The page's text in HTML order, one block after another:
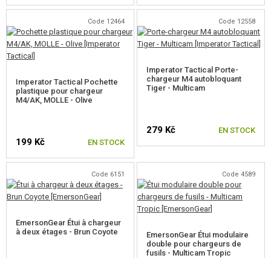
POCHES M4
POCHES AK
POCHES MP5/EVO
POCHES SVD
POUR CHARGEURS DE MITRAILLEUSE
POCHES DE PISTOLET
POCHES POUR RADIO
Code 12464
Imperator Tactical Pochette
plastique pour chargeur
M4/AK, MOLLE - Olive
199 Kč EN STOCK
Code 12558
Imperator Tactical Porte-
chargeur M4 autobloquant
Tiger - Multicam
279 Kč EN STOCK
Code 6151
EmersonGear Étui à chargeur
à deux étages - Brun Coyote
Code 4589
EmersonGear Étui modulaire
double pour chargeurs de
fusils - Multicam Tropic